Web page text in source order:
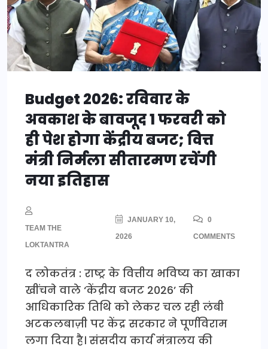
Budget 2026: रविवार के
अवकाश के बावजूद 1 फरवरी को
ही पेश होगा केंद्रीय बजट; वित्त
मंत्री निर्मला सीतारमण रचेंगी
नया इतिहास
TEAM THE
LOKTANTRA
JANUARY 10,
2026
0
COMMENTS
द लोकतंत्र : राष्ट्र के वित्तीय भविष्य का खाका
खींचने वाले ‘केंद्रीय बजट 2026’ की
आधिकारिक तिथि को लेकर चल रही लंबी
अटकलबाज़ी पर केंद्र सरकार ने पूर्णविराम
लगा दिया है। संसदीय कार्य मंत्रालय की